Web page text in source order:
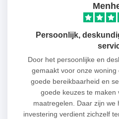
Persoonlijk,
Door het persoonlijke en
gemaakt voor onze
goede bereikbaarheid en
goede keuzes te maken
maatregelen. Daar zijn we
investering verdient zichzelf